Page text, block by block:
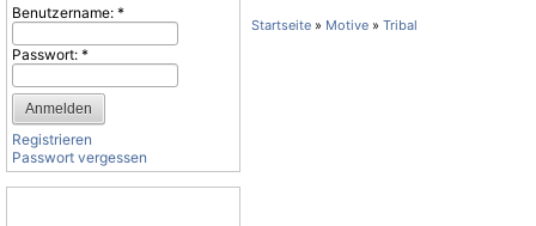
Benutzername: *
Passwort: *
Registrieren
Passwort vergessen
Startseite » Motive » Tribal